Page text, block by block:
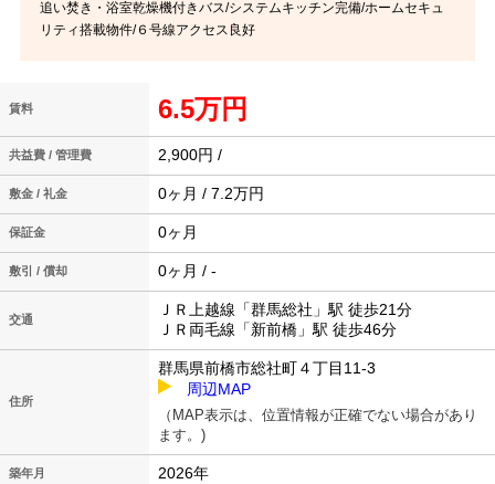
追い焚き・浴室乾燥機付きバス/システムキッチン完備/ホームセキュ
リティ搭載物件/６号線アクセス良好
賃料 6.5万円
共益費 / 管理費 2,900円 /
敷金 / 礼金 0ヶ月 / 7.2万円
保証金 0ヶ月
敷引 / 償却 0ヶ月 / -
交通
ＪＲ上越線「群馬総社」駅 徒歩21分
ＪＲ両毛線「新前橋」駅 徒歩46分
住所
群馬県前橋市総社町４丁目11-3
周辺MAP
（MAP表示は、位置情報が正確でない場合があり
ます。)
築年月 2026年